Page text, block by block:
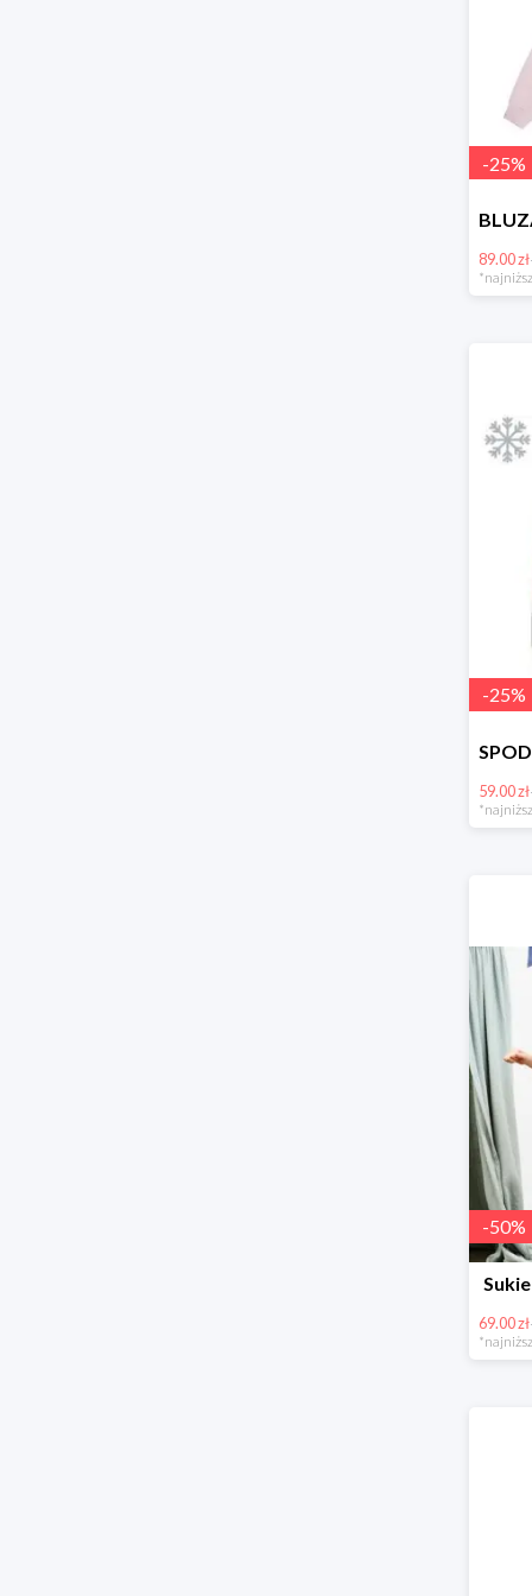
-25%
89.00 zł
-25%
59.00 zł
-50%
69.00 zł